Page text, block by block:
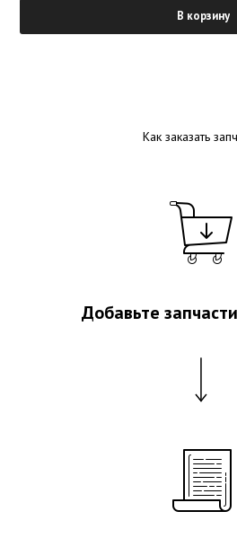
В корзину
Как заказать
Добавьте